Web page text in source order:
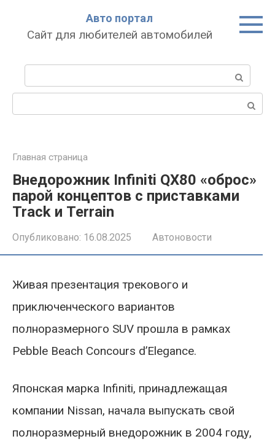
Авто портал
Сайт для любителей автомобилей
Главная страница
Внедорожник Infiniti QX80 «оброс»
парой концептов с приставками
Track и Terrain
Опубликовано: 16.08.2025 Автоновости
Живая презентация трекового и
приключенческого вариантов
полноразмерного SUV прошла в рамках
Pebble Beach Concours d’Elegance.
Японская марка Infiniti, принадлежащая
компании Nissan, начала выпускать свой
полноразмерный внедорожник в 2004 году,